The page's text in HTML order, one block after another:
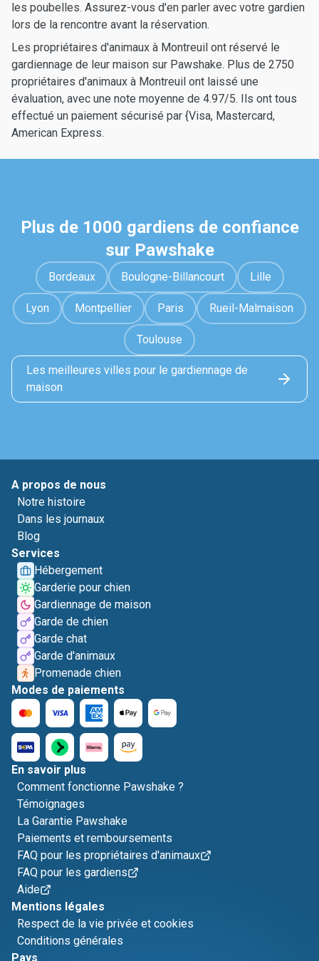
les poubelles. Assurez-vous d'en parler avec votre gardien
lors de la rencontre avant la réservation.
Les propriétaires d'animaux à Montreuil ont réservé le
gardiennage de leur maison sur Pawshake. Plus de 2750
propriétaires d'animaux à Montreuil ont laissé une
évaluation, avec une note moyenne de 4.97/5. Ils ont tous
effectué un paiement sécurisé par {Visa, Mastercard,
American Express.
Plus de 1000 gardiens de confiance
sur Pawshake
Bordeaux Boulogne-Billancourt Lille
Lyon Montpellier Paris Rueil-Malmaison
Toulouse
Les meilleures villes pour le gardiennage de
maison
A propos de nous
Notre histoire
Dans les journaux
Blog
Services
Hébergement
Garderie pour chien
Gardiennage de maison
Garde de chien
Garde chat
Garde d'animaux
Promenade chien
Modes de paiements
En savoir plus
Comment fonctionne Pawshake ?
Témoignages
La Garantie Pawshake
Paiements et remboursements
FAQ pour les propriétaires d'animaux
FAQ pour les gardiens
Aide
Mentions légales
Respect de la vie privée et cookies
Conditions générales
Pays